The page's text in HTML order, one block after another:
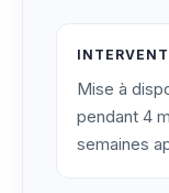
Mise à
pendant 4
semaines